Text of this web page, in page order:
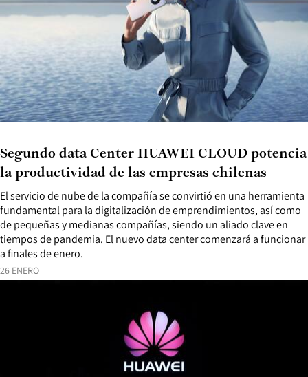
26 ENERO
El servicio de nube de la compañía se convirtió en una herramienta
fundamental para la digitalización de emprendimientos, así como
de pequeñas y medianas compañías, siendo un aliado clave en
tiempos de pandemia. El nuevo data center comenzará a funcionar
a finales de enero.
Segundo data Center HUAWEI CLOUD potencia
la productividad de las empresas chilenas